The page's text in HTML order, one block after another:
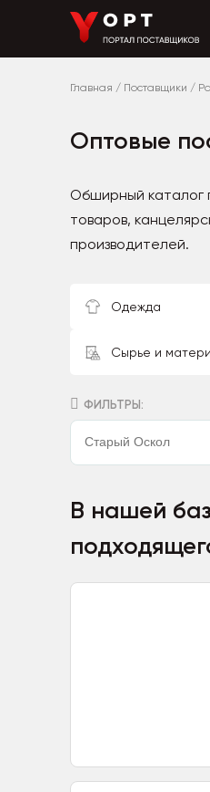
Главная / Поставщики /
Оптовые
Обширный каталог
товаров,
производителей.
Одежда
Сырье и
ФИЛЬТРЫ:
В нашей